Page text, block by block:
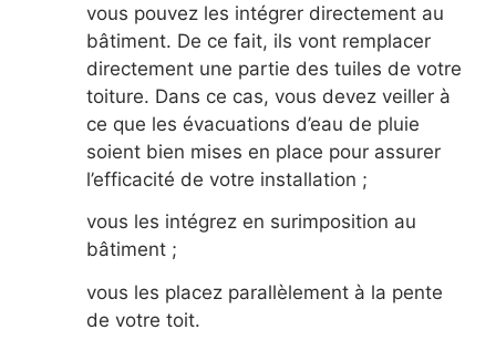
vous pouvez les intégrer directement au
bâtiment. De ce fait, ils vont remplacer
directement une partie des tuiles de votre
toiture. Dans ce cas, vous devez veiller à
ce que les évacuations d’eau de pluie
soient bien mises en place pour assurer
l’efficacité de votre installation ;
vous les intégrez en surimposition au
bâtiment ;
vous les placez parallèlement à la pente
de votre toit.